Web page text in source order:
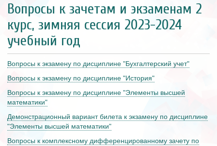
Вопросы к зачетам и экзаменам 2
курс, зимняя сессия 2023-2024
учебный год
Вопросы к экзамену по дисциплине "Бухгалтерский учет"
Вопросы к экзамену по дисциплине "История"
Вопросы к экзамену по дисциплине "Элементы высшей
математики"
Демонстрационный вариант билета к экзамену по дисциплине
"Элементы высшей математики"
Вопросы к комплексному дифференцированному зачету по